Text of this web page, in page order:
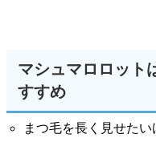
マシュマロロット
すすめ
まつ毛を長く見せた